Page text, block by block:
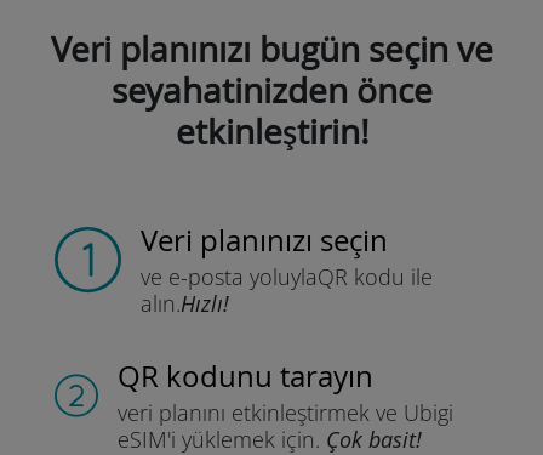
Veri planınızı bugün seçin ve
seyahatinizden önce
etkinleştirin!
Veri planınızı seçin
ve e-posta yoluylaQR kodu ile
alın.Hızlı!
QR kodunu tarayın
veri planını etkinleştirmek ve Ubigi
eSIM'i yüklemek için. Çok basit!